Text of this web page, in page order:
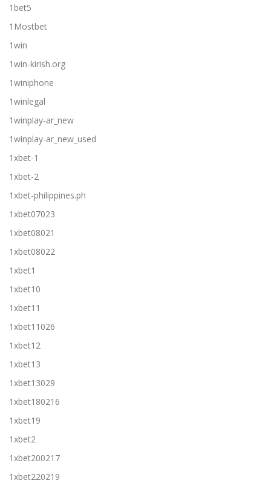
1bet5
1Mostbet
1win
1win-kirish.org
1winiphone
1winlegal
1winplay-ar_new
1winplay-ar_new_used
1xbet-1
1xbet-2
1xbet-philippines.ph
1xbet07023
1xbet08021
1xbet08022
1xbet1
1xbet10
1xbet11
1xbet11026
1xbet12
1xbet13
1xbet13029
1xbet180216
1xbet19
1xbet2
1xbet200217
1xbet220219